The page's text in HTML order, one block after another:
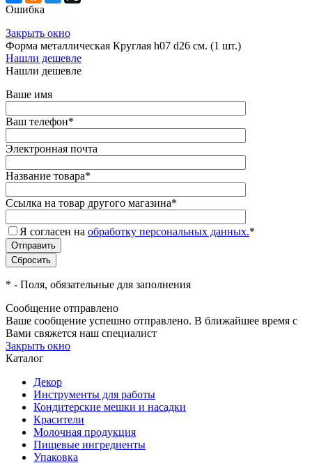
Ошибка
Закрыть окно
Форма металлическая Круглая h07 d26 см. (1 шт.)
Нашли дешевле
Нашли дешевле
Ваше имя
Ваш телефон*
Электронная почта
Название товара*
Ссылка на товар другого магазина*
Я согласен на обработку персональных данных.*
* - Поля, обязательные для заполнения
Сообщение отправлено
Ваше сообщение успешно отправлено. В ближайшее время с
Вами свяжется наш специалист
Закрыть окно
Каталог
Декор
Инструменты для работы
Кондитерские мешки и насадки
Красители
Молочная продукция
Пищевые ингредиенты
Упаковка